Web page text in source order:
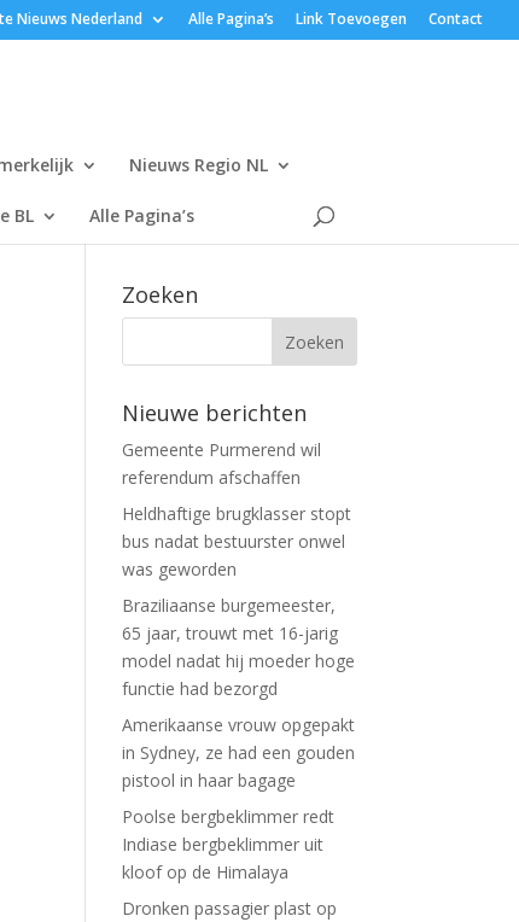
Nieuws Nederland Alle Pagina’s Link Toevoegen Contact
Nieuws Regio NL
BL Alle Pagina’s
Zoeken
Nieuwe berichten
Gemeente Purmerend wil
referendum afschaffen
Heldhaftige brugklasser stopt
bus nadat bestuurster onwel
was geworden
Braziliaanse burgemeester,
65 jaar, trouwt met 16-jarig
model nadat hij moeder hoge
functie had bezorgd
Amerikaanse vrouw opgepakt
in Sydney, ze had een gouden
pistool in haar bagage
Poolse bergbeklimmer redt
Indiase bergbeklimmer uit
kloof op de Himalaya
Dronken passagier plast op